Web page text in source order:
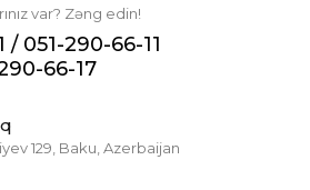
var? Zəng edin!
/ 051-290-66-11
66-17
129, Baku, Azerbaijan